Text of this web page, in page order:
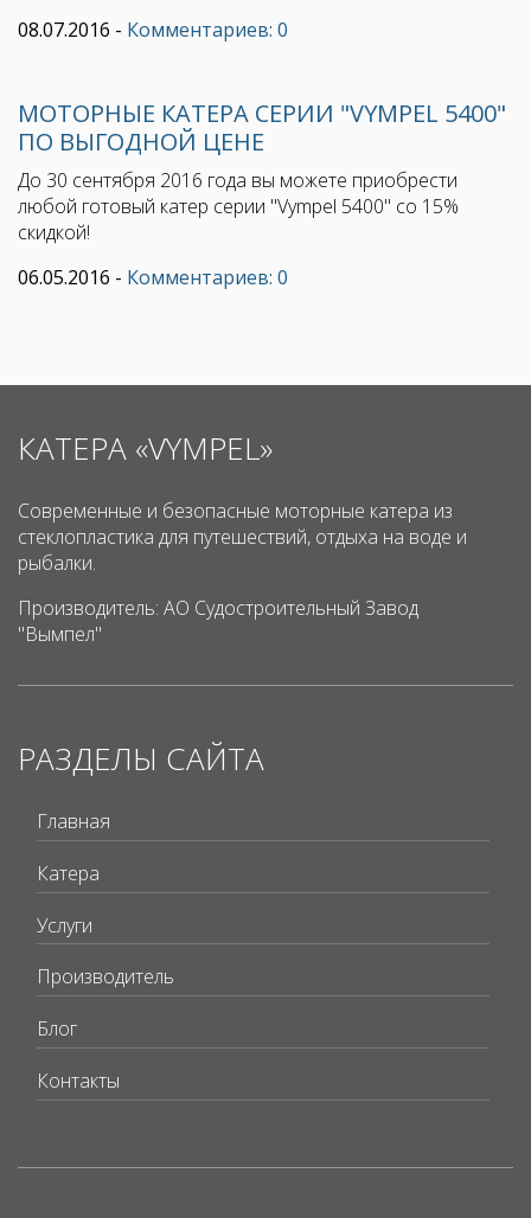
08.07.2016 - Комментариев: 0
МОТОРНЫЕ КАТЕРА СЕРИИ "VYMPEL 5400"
ПО ВЫГОДНОЙ ЦЕНЕ
До 30 сентября 2016 года вы можете приобрести
любой готовый катер серии "Vympel 5400" со 15%
скидкой!
06.05.2016 - Комментариев: 0
КАТЕРА «VYMPEL»
Современные и безопасные моторные катера из
стеклопластика для путешествий, отдыха на воде и
рыбалки.
Производитель: АО Судостроительный Завод
"Вымпел"
РАЗДЕЛЫ САЙТА
Главная
Катера
Услуги
Производитель
Блог
Контакты